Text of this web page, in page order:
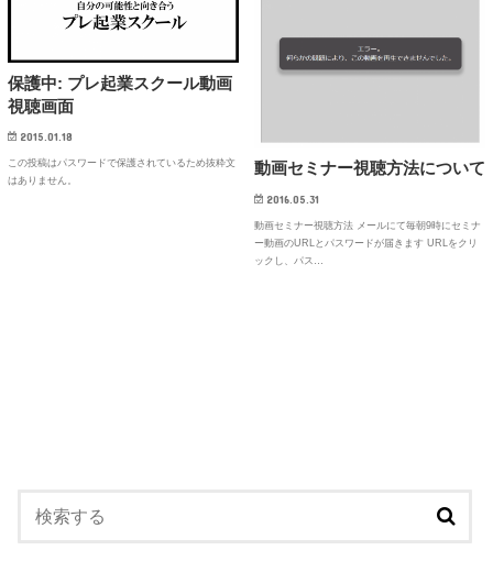
動画セミナー視聴方法について
2016.05.31
動画セミナー視聴方法 メールにて毎朝9時にセミナ
ー動画のURLとパスワードが届きます URLをクリ
ックし、パス…
保護中: プレ起業スクール動画
視聴画面
2015.01.18
この投稿はパスワードで保護されているため抜粋文
はありません。